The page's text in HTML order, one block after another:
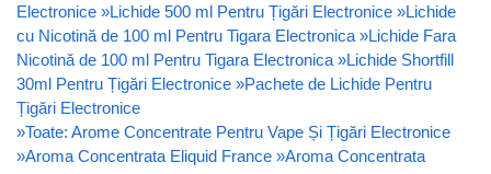
Electronice »Lichide 500 ml Pentru Țigări Electronice »Lichide
cu Nicotină de 100 ml Pentru Tigara Electronica »Lichide Fara
Nicotină de 100 ml Pentru Tigara Electronica »Lichide Shortfill
30ml Pentru Țigări Electronice »Pachete de Lichide Pentru
Țigări Electronice
»Toate: Arome Concentrate Pentru Vape Și Țigări Electronice
»Aroma Concentrata Eliquid France »Aroma Concentrata